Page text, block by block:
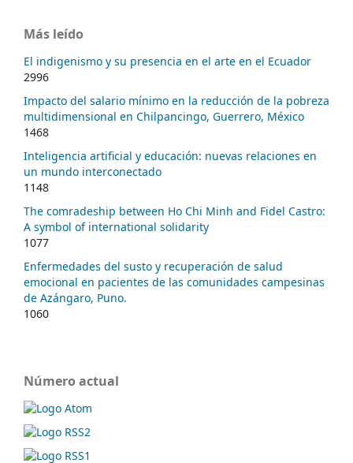
Más leído
El indigenismo y su presencia en el arte en el Ecuador
2996
Impacto del salario mínimo en la reducción de la pobreza
multidimensional en Chilpancingo, Guerrero, México
1468
Inteligencia artificial y educación: nuevas relaciones en
un mundo interconectado
1148
The comradeship between Ho Chi Minh and Fidel Castro:
A symbol of international solidarity
1077
Enfermedades del susto y recuperación de salud
emocional en pacientes de las comunidades campesinas
de Azángaro, Puno.
1060
Número actual